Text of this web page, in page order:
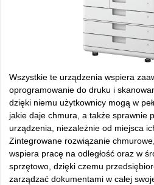
Wszystkie te urządzenia wspiera
oprogramowanie do druku i
dzięki niemu użytkownicy mogą w
jakie daje chmura, a także sprawnie
urządzenia, niezależnie od miejsca
Zintegrowane rozwiązanie
wspiera pracę na odległość oraz w
sprzętowo, dzięki czemu
zarządzać dokumentami w całej